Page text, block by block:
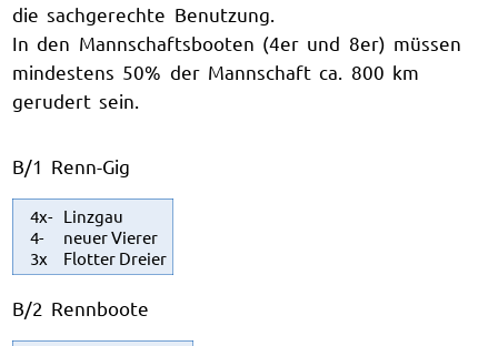
die sachgerechte Benutzung.
In den Mannschaftsbooten (4er und 8er) müssen
mindestens 50% der Mannschaft ca. 800 km
gerudert sein.
B/1 Renn-Gig
4x-
4-
3x
Linzgau
neuer Vierer
Flotter Dreier
B/2 Rennboote